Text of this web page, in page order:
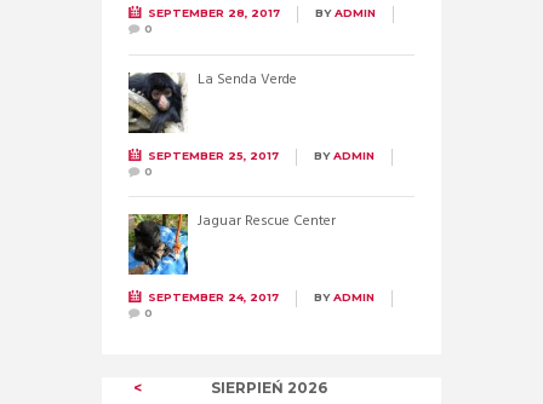
SEPTEMBER 28, 2017 BYADMIN
0
La Senda Verde
SEPTEMBER 25, 2017 BYADMIN
0
Jaguar Rescue Center
SEPTEMBER 24, 2017 BYADMIN
0
SIERPIEŃ 2026